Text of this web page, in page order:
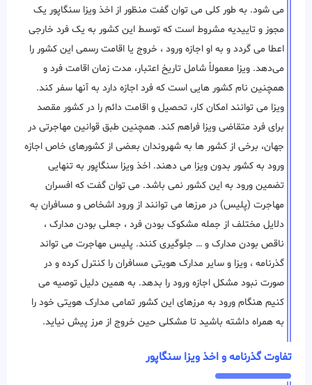
می شود. به طور کلی می توان گفت منظور از اخذ ویزا سنگاپور یک
مجوز و تاییدیه مشروط است که توسط این کشور به یک فرد خارجی
اعطا می ‌گردد و به او اجازه ورود ، خروج یا اقامت رسمی این کشور را
می‌دهد. ویزا معمولاً شامل تاریخ اعتبار، مدت زمان اقامت فرد و
همچنین نام کشور هایی است که فرد اجازه دارد به آنها سفر کند.
ویزا می توانند امکان کار، تحصیل و اقامت دائم را در کشور مقصد
برای فرد متقاضی ویزا فراهم کند. همچنین طبق قوانین مهاجرتی در
جهان، برخی از کشور ها به شهروندان بعضی از کشورهای خاص اجازه
ورود به کشور بدون ویزا می دهند. اخذ ویزا سنگاپور به تنهایی
تضمین ورود به این کشور نمی باشد. می توان گفت که افسران
مهاجرت (پلیس) در مرزها می ‌توانند از ورود اشخاص و مسافران به
دلایل مختلف از جمله مشکوک بودن فرد ، جعلی بودن مدارک ،
ناقص بودن مدارک و … جلوگیری ‌کنند. پلیس مهاجرت می تواند
گذرنامه ، ویزا و سایر مدارک هویتی مسافران را کنترل کرده و در
صورت نبود مشکل اجازه ورود را بدهد. به همین دلیل توصیه می
کنیم هنگام ورود به مرزهای این کشور تمامی مدارک هویتی خود را
به همراه داشته باشید تا مشکلی حین خروج از مرز پیش نیاید.
تفاوت گذرنامه و اخذ ویزا سنگاپور